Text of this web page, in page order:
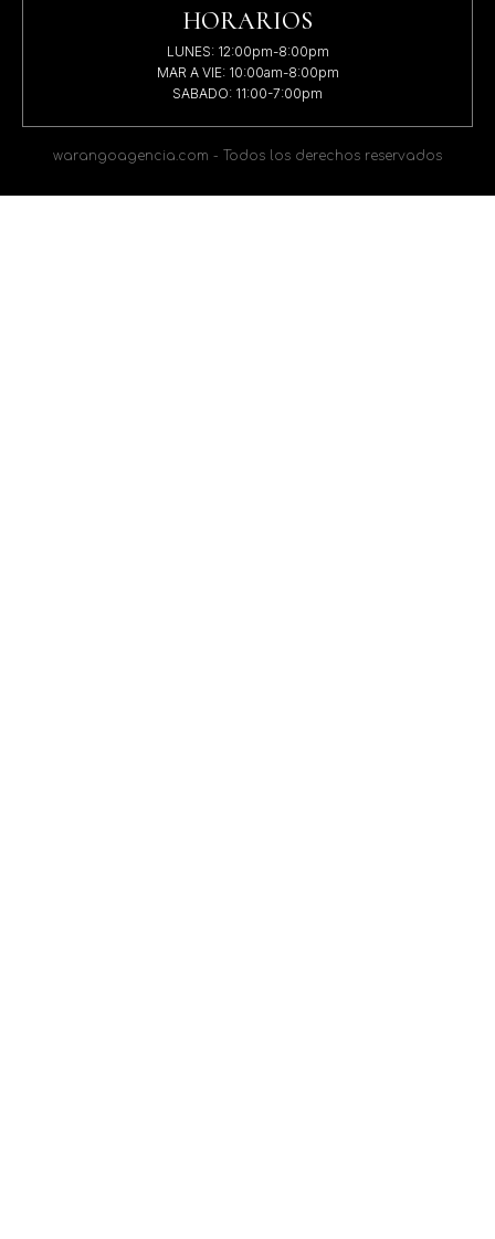
HORARIOS
LUNES: 12:00pm-8:00pm
MAR A VIE: 10:00am-8:00pm
SABADO: 11:00-7:00pm
warangoagencia.com - Todos los derechos reservados